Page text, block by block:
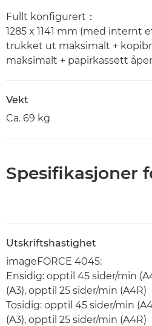
Fullt konfigurert：
1285 x 1141 mm (med
trukket ut maksimalt +
maksimalt + papirkassett
Vekt
Ca. 69 kg
Spesifikasjoner
Utskriftshastighet
imageFORCE 4045:
Ensidig: opptil 45 sider/min
(A3), opptil 25 sider/min (A4R)
Tosidig: opptil 45 sider/min
(A3), opptil 25 sider/min (A4R)